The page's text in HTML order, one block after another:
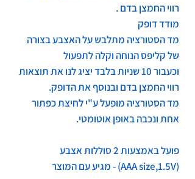
רווי החמצן בדם .
מודד דופק
מד הסטורציה מתלבש על האצבע בצורה
של קליפס הנוחה וקלה לתפעול
וכעבור 10 שניות בלבד יציג לנו את תוצאות
רווי החמצן בדם ובנוסף את הדופק.
מד הסטורציה מופעל ע"י לחיצת כפתור
אחת ונכבה באופן אוטומטי.
פועל באמצעות 2 סוללות אצבע
(AAA size,1.5V) - מגיע עם המוצר